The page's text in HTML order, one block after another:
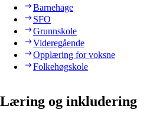
Barnehage
SFO
Grunnskole
Videregående
Opplæring for voksne
Folkehøgskole
Læring og inkludering